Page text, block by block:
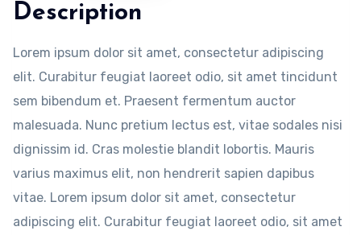
Description
Lorem ipsum dolor sit amet, consectetur adipiscing
elit. Curabitur feugiat laoreet odio, sit amet tincidunt
sem bibendum et. Praesent fermentum auctor
malesuada. Nunc pretium lectus est, vitae sodales nisi
dignissim id. Cras molestie blandit lobortis. Mauris
varius maximus elit, non hendrerit sapien dapibus
vitae. Lorem ipsum dolor sit amet, consectetur
adipiscing elit. Curabitur feugiat laoreet odio, sit amet